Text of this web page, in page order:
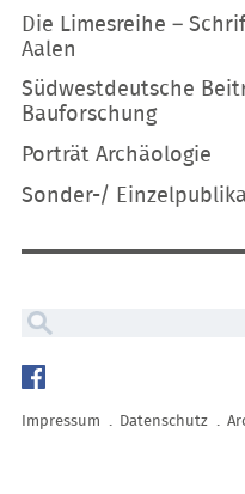
Die Limesreihe –
Aalen
Südwestdeutsche
Bauforschung
Porträt Archäologie
Sonder-/
Navigation
überspringen
Impressum Datenschutz